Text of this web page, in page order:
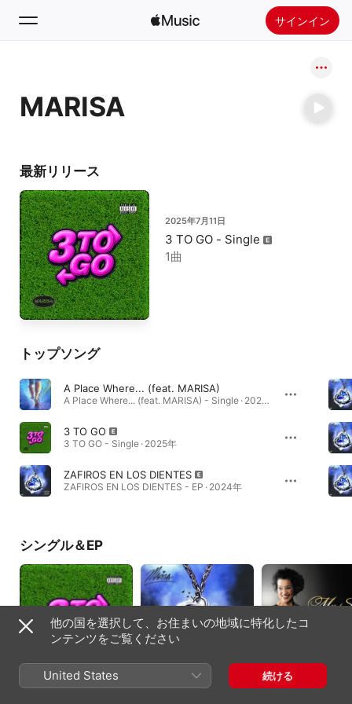
サインイン
ホーム
MARISA
最新リリース
2025年7月11日
3 TO GO - Single
1曲
トップソング
A Place Where... (feat. MARISA)
A Place Where... (feat. MARISA) - Single · 2025年
3 TO GO
3 TO GO - Single · 2025年
ZAFIROS EN LOS DIENTES
ZAFIROS EN LOS DIENTES - EP · 2024年
シングル＆EP
3 TO GO - Single
ZAFIROS EN LOS
My Story ~Gate
他の国を選択して、お住まいの地域に特化したコ
ンテンツをご覧ください
United States 続ける